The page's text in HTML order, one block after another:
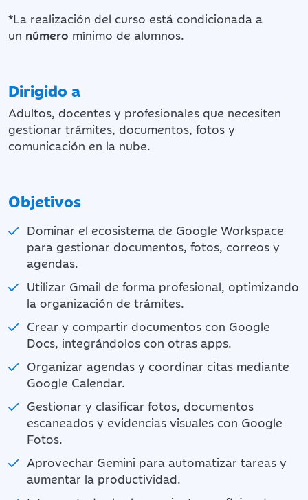
*La realización del curso está condicionada a
un número mínimo de alumnos.
Dirigido a
Adultos, docentes y profesionales que necesiten
gestionar trámites, documentos, fotos y
comunicación en la nube.
Objetivos
Dominar el ecosistema de Google Workspace
para gestionar documentos, fotos, correos y
agendas.
Utilizar Gmail de forma profesional, optimizando
la organización de trámites.
Crear y compartir documentos con Google
Docs, integrándolos con otras apps.
Organizar agendas y coordinar citas mediante
Google Calendar.
Gestionar y clasificar fotos, documentos
escaneados y evidencias visuales con Google
Fotos.
Aprovechar Gemini para automatizar tareas y
aumentar la productividad.